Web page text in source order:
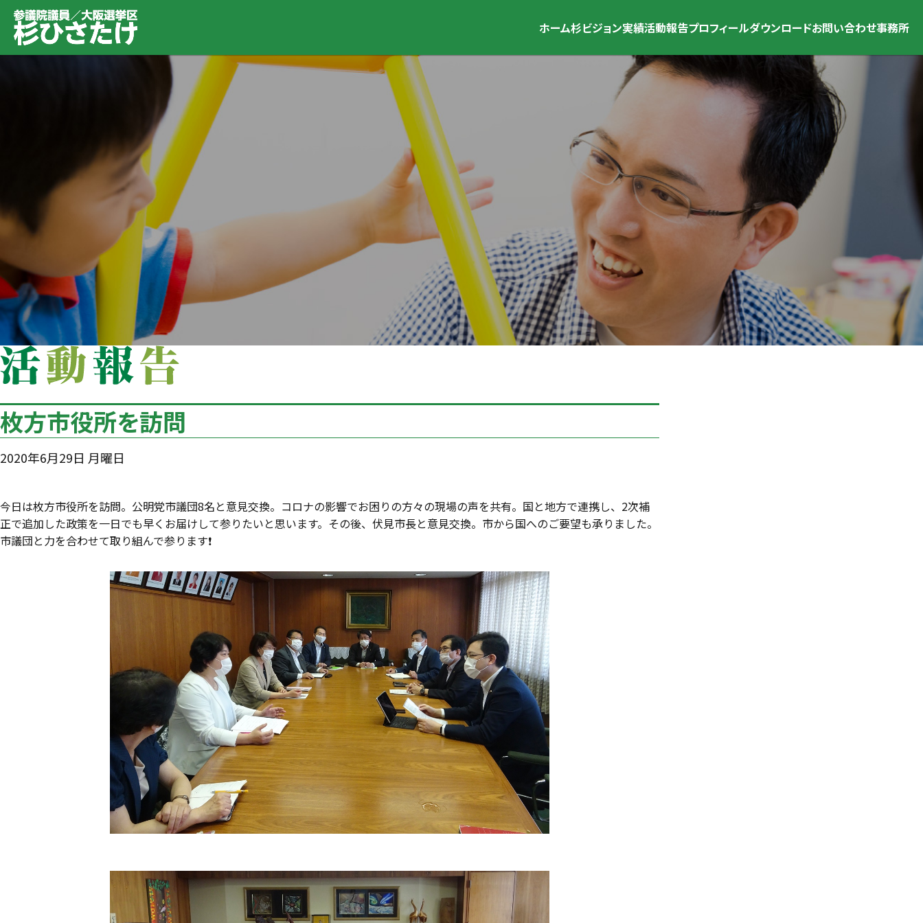
ホーム杉ビジョン実績活動報告プロフィールダウンロードお問い合わせ事務所
枚方市役所を訪問
2020年6月29日 月曜日
‪今日は枚方市役所を訪問。公明党市議団8名と意見交換。コロナの影響でお困りの方々の現場の声を共有。国と地方で連携し、2次補
正で追加した政策を一日でも早くお届けして参りたいと思います。その後、伏見市長と意見交換。市から国へのご要望も承りました。
市議団と力を合わせて取り組んで参ります❗️‬